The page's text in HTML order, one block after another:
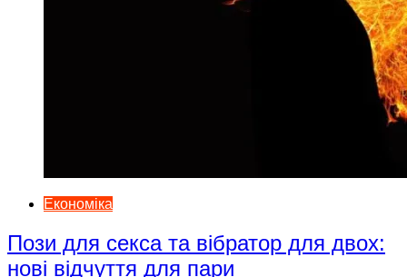
Економіка
Пози для секса та вібратор для двох:
нові відчуття для пари